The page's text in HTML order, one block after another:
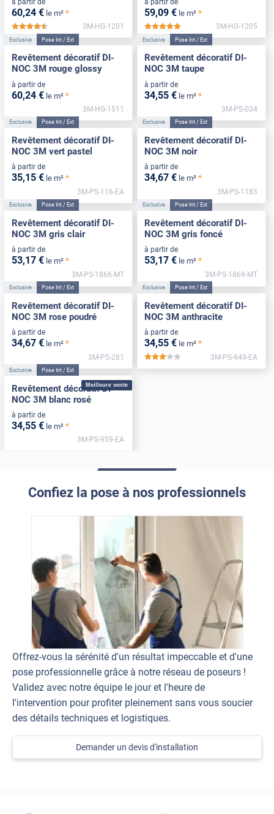
60,24 € le m² *
*****
3M-HG-1201
59,09 € le m² *
3M-HG-1205
Exclusive Pose Int / Ext
Revêtement décoratif DI-
NOC 3M rouge glossy
à partir de
60,24 € le m² *
3M-HG-1511
Exclusive Pose Int / Ext
Revêtement décoratif DI-
NOC 3M taupe
à partir de
34,55 € le m² *
3M-PS-034
Exclusive Pose Int / Ext
Revêtement décoratif DI-
NOC 3M vert pastel
à partir de
35,15 € le m² *
3M-PS-116-EA
Exclusive Pose Int / Ext
Revêtement décoratif DI-
NOC 3M noir
à partir de
34,67 € le m² *
3M-PS-1183
Exclusive Pose Int / Ext
Revêtement décoratif DI-
NOC 3M gris clair
à partir de
53,17 € le m² *
3M-PS-1866-MT
Exclusive Pose Int / Ext
Revêtement décoratif DI-
NOC 3M gris foncé
à partir de
53,17 € le m² *
3M-PS-1869-MT
Exclusive Pose Int / Ext
Revêtement décoratif DI-
NOC 3M rose poudré
à partir de
34,67 € le m² *
3M-PS-281
Exclusive Pose Int / Ext
Revêtement décoratif DI-
NOC 3M anthracite
à partir de
34,55 € le m² *
*****
3M-PS-949-EA
Meilleure vente
Exclusive Pose Int / Ext
Revêtement décoratif DI-
NOC 3M blanc rosé
à partir de
34,55 € le m² *
3M-PS-959-EA
Confiez la pose à nos professionnels
Offrez-vous la sérénité d'un résultat impeccable et d'une
pose professionnelle grâce à notre réseau de poseurs !
Validez avec notre équipe le jour et l'heure de
l'intervention pour profiter pleinement sans vous soucier
des détails techniques et logistiques.
Demander un devis d'installation